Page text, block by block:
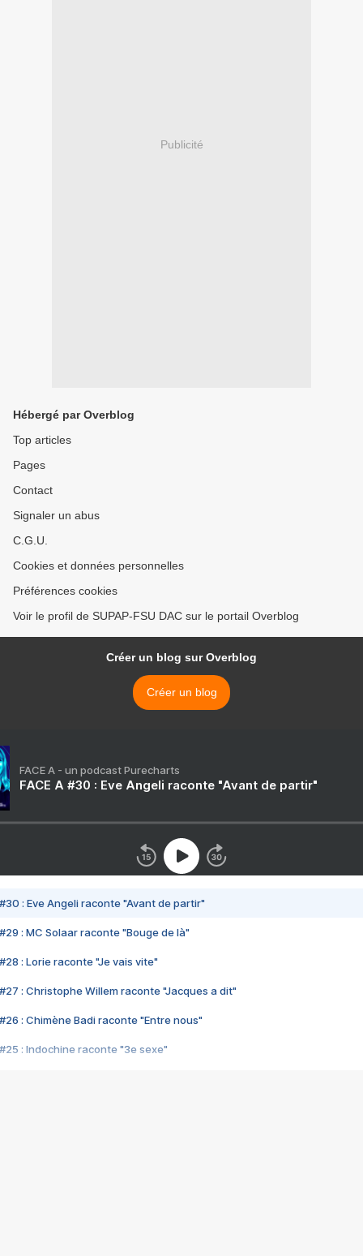
Publicité
Hébergé par Overblog
Top articles
Pages
Contact
Signaler un abus
C.G.U.
Cookies et données personnelles
Préférences cookies
Voir le profil de SUPAP-FSU DAC sur le portail Overblog
Créer un blog sur Overblog
Créer un blog
FACE A - un podcast Purecharts
FACE A #30 : Eve Angeli raconte "Avant de partir"
#30 : Eve Angeli raconte "Avant de partir"
#29 : MC Solaar raconte "Bouge de là"
#28 : Lorie raconte "Je vais vite"
#27 : Christophe Willem raconte "Jacques a dit"
#26 : Chimène Badi raconte "Entre nous"
#25 : Indochine raconte "3e sexe"